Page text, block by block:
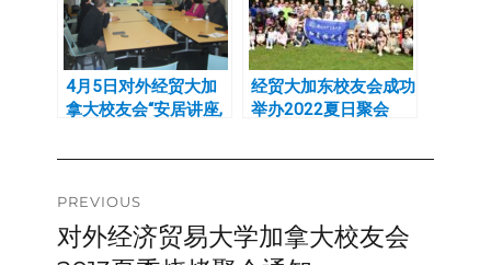
4月5日对外经贸大加
拿大校友会“安居讲座,
经贸大加东校友会成功
举办2022夏日聚会
Post
navigation
PREVIOUS
Previous
对外经济贸易大学加拿大校友会